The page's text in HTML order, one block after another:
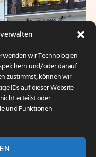
wir Technologien
und/oder darauf
zustimmst, können wir
IDs auf dieser Website
erteilst oder
und Funktionen